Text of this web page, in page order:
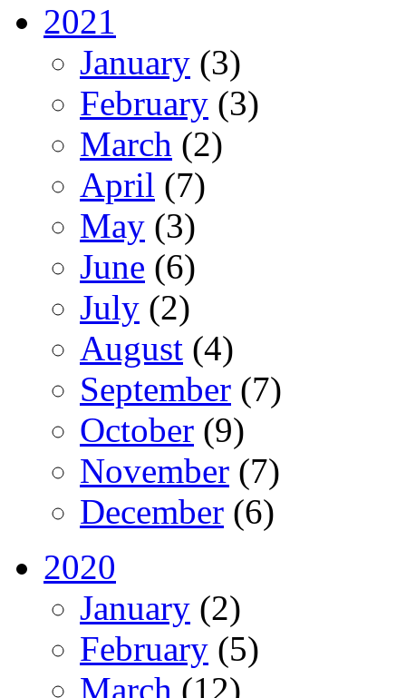
2021
January (3)
February (3)
March (2)
April (7)
May (3)
June (6)
July (2)
August (4)
September (7)
October (9)
November (7)
December (6)
2020
January (2)
February (5)
March (12)